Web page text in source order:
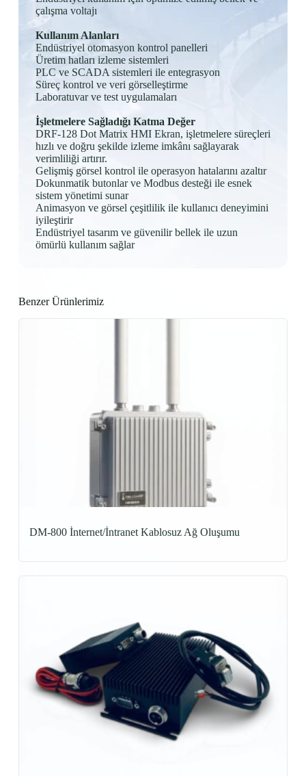
çalışma voltajı
Kullanım Alanları
Endüstriyel otomasyon kontrol panelleri
Üretim hatları izleme sistemleri
PLC ve SCADA sistemleri ile entegrasyon
Süreç kontrol ve veri görselleştirme
Laboratuvar ve test uygulamaları
İşletmelere Sağladığı Katma Değer
DRF-128 Dot Matrix HMI Ekran, işletmelere süreçleri
hızlı ve doğru şekilde izleme imkânı sağlayarak
verimliliği artırır.
Gelişmiş görsel kontrol ile operasyon hatalarını azaltır
Dokunmatik butonlar ve Modbus desteği ile esnek
sistem yönetimi sunar
Animasyon ve görsel çeşitlilik ile kullanıcı deneyimini
iyileştirir
Endüstriyel tasarım ve güvenilir bellek ile uzun
ömürlü kullanım sağlar
Benzer Ürünlerimiz
DM-800 İnternet/İntranet Kablosuz Ağ Oluşumu